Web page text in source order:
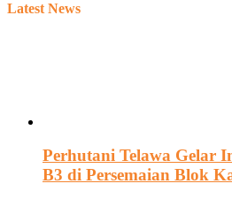
Latest News
Perhutani Telawa Gelar
B3 di Persemaian Blok